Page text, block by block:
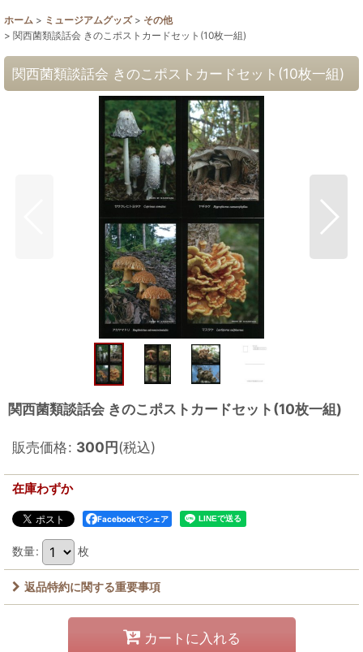
ホーム > ミュージアムグッズ > その他
> 関西菌類談話会 きのこポストカードセット(10枚一組)
関西菌類談話会 きのこポストカードセット(10枚一組)
関西菌類談話会 きのこポストカードセット(10枚一組)
販売価格: 300円(税込)
在庫わずか
Facebookでシェア
数量: 枚
返品特約に関する重要事項
カートに入れる